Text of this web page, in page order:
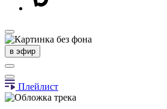
в эфир
Плейлист